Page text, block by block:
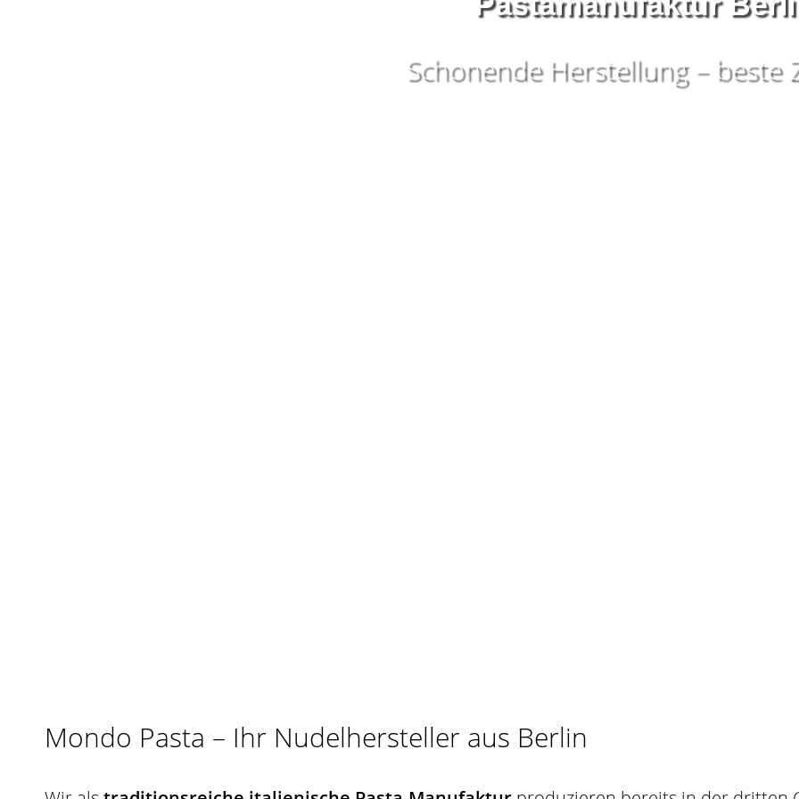
Schonende Herstellung – beste
Mondo Pasta – Ihr Nudelhersteller aus Berlin